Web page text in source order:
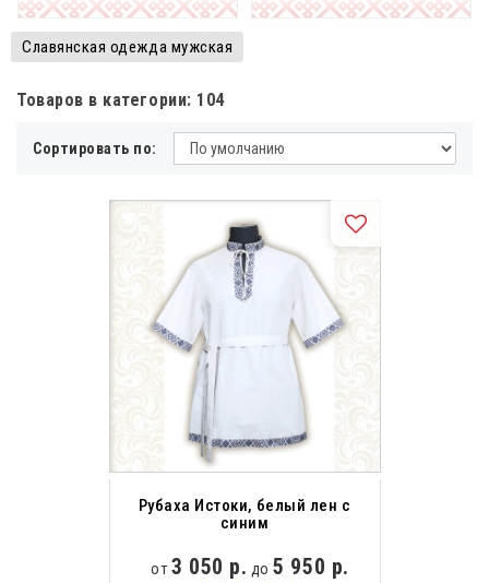
Славянская одежда мужская
Товаров в категории: 104
Сортировать по:
Рубаха Истоки, белый лен с
синим
от 3 050 р. до5 950 р.